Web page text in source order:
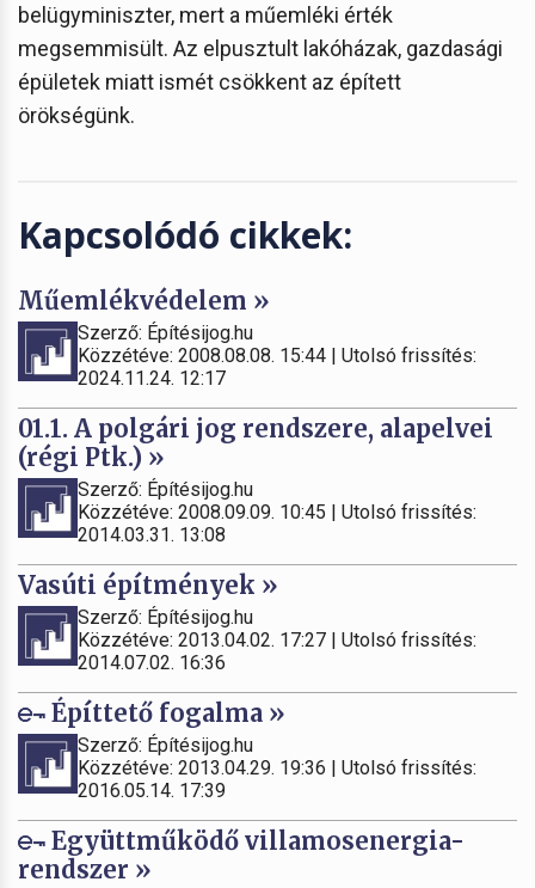
belügyminiszter, mert a műemléki érték
megsemmisült. Az elpusztult lakóházak, gazdasági
épületek miatt ismét csökkent az épített
örökségünk.
Kapcsolódó cikkek:
Műemlékvédelem »
Szerző: Építésijog.hu
Közzétéve: 2008.08.08. 15:44 | Utolsó frissítés:
2024.11.24. 12:17
01.1. A polgári jog rendszere, alapelvei
(régi Ptk.) »
Szerző: Építésijog.hu
Közzétéve: 2008.09.09. 10:45 | Utolsó frissítés:
2014.03.31. 13:08
Vasúti építmények »
Szerző: Építésijog.hu
Közzétéve: 2013.04.02. 17:27 | Utolsó frissítés:
2014.07.02. 16:36
Építtető fogalma »
Szerző: Építésijog.hu
Közzétéve: 2013.04.29. 19:36 | Utolsó frissítés:
2016.05.14. 17:39
Együttműködő villamosenergia-
rendszer »